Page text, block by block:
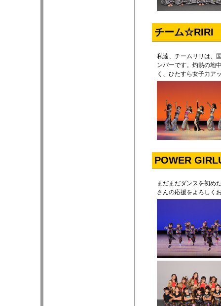
チーム☆RIRI
私達、チームリリは、
ンバーです。灼熱の地
く、ひたすら女子力ア
POWER
まだまだダンスを初め
さんの応援をよろしく